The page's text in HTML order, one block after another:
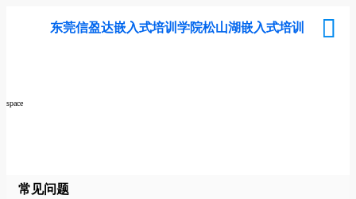
space
东莞信盈达嵌入式培训学院松山湖嵌入式培训
常见问题